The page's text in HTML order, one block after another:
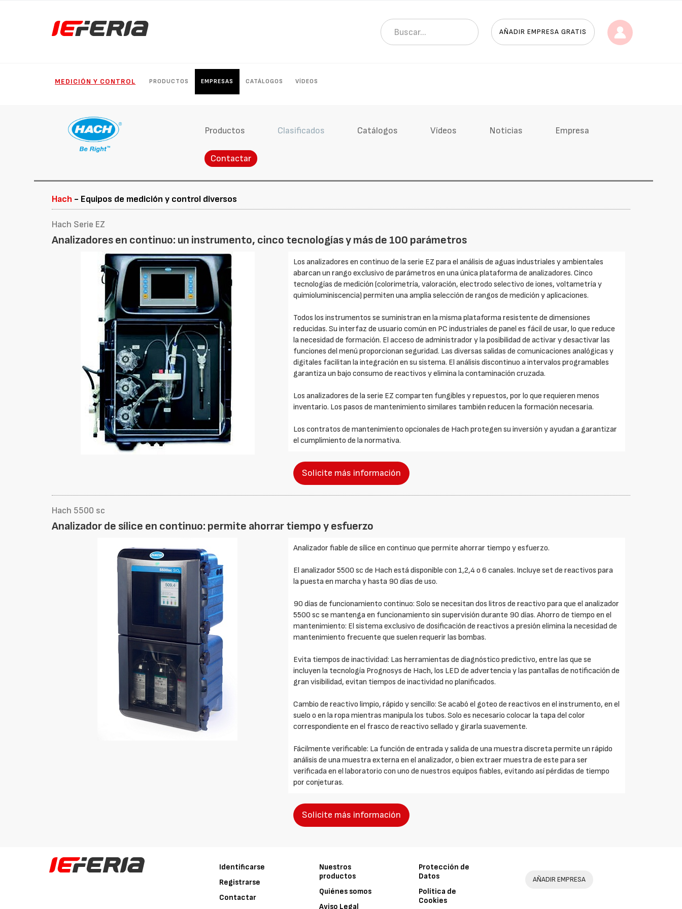
AÑADIR EMPRESA GRATIS
MEDICIÓN Y CONTROL PRODUCTOS EMPRESAS CATÁLOGOS VÍDEOS
Productos Clasificados Catálogos Vídeos Noticias Empresa
Contactar
Hach - Equipos de medición y control diversos
Hach Serie EZ
Analizadores en continuo: un instrumento, cinco tecnologías y más de 100 parámetros
Los analizadores en continuo de la serie EZ para el análisis de aguas industriales y ambientales
abarcan un rango exclusivo de parámetros en una única plataforma de analizadores. Cinco
tecnologías de medición (colorimetría, valoración, electrodo selectivo de iones, voltametría y
quimioluminiscencia) permiten una amplia selección de rangos de medición y aplicaciones.
Todos los instrumentos se suministran en la misma plataforma resistente de dimensiones
reducidas. Su interfaz de usuario común en PC industriales de panel es fácil de usar, lo que reduce
la necesidad de formación. El acceso de administrador y la posibilidad de activar y desactivar las
funciones del menú proporcionan seguridad. Las diversas salidas de comunicaciones analógicas y
digitales facilitan la integración en su sistema. El análisis discontinuo a intervalos programables
garantiza un bajo consumo de reactivos y elimina la contaminación cruzada.
Los analizadores de la serie EZ comparten fungibles y repuestos, por lo que requieren menos
inventario. Los pasos de mantenimiento similares también reducen la formación necesaria.
Los contratos de mantenimiento opcionales de Hach protegen su inversión y ayudan a garantizar
el cumplimiento de la normativa.
Solicite más información
Hach 5500 sc
Analizador de sílice en continuo: permite ahorrar tiempo y esfuerzo
Analizador fiable de sílice en continuo que permite ahorrar tiempo y esfuerzo.
El analizador 5500 sc de Hach está disponible con 1,2,4 o 6 canales. Incluye set de reactivos para
la puesta en marcha y hasta 90 días de uso.
90 días de funcionamiento continuo: Solo se necesitan dos litros de reactivo para que el analizador
5500 sc se mantenga en funcionamiento sin supervisión durante 90 días. Ahorro de tiempo en el
mantenimiento: El sistema exclusivo de dosificación de reactivos a presión elimina la necesidad de
mantenimiento frecuente que suelen requerir las bombas.
Evita tiempos de inactividad: Las herramientas de diagnóstico predictivo, entre las que se
incluyen la tecnología Prognosys de Hach, los LED de advertencia y las pantallas de notificación de
gran visibilidad, evitan tiempos de inactividad no planificados.
Cambio de reactivo limpio, rápido y sencillo: Se acabó el goteo de reactivos en el instrumento, en el
suelo o en la ropa mientras manipula los tubos. Solo es necesario colocar la tapa del color
correspondiente en el frasco de reactivo sellado y girarla suavemente.
Fácilmente verificable: La función de entrada y salida de una muestra discreta permite un rápido
análisis de una muestra externa en el analizador, o bien extraer muestra de este para ser
verificada en el laboratorio con uno de nuestros equipos fiables, evitando así pérdidas de tiempo
por conjeturas.
Solicite más información
Identificarse
Registrarse
Contactar
Nuestros
productos
Quiénes somos
Aviso Legal
Protección de
Datos
Política de
Cookies
AÑADIR EMPRESA